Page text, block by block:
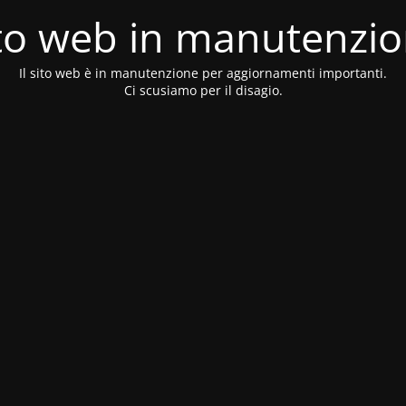
web in
Il sito web è in manutenzione per aggiornamenti importanti.
Ci scusiamo per il disagio.